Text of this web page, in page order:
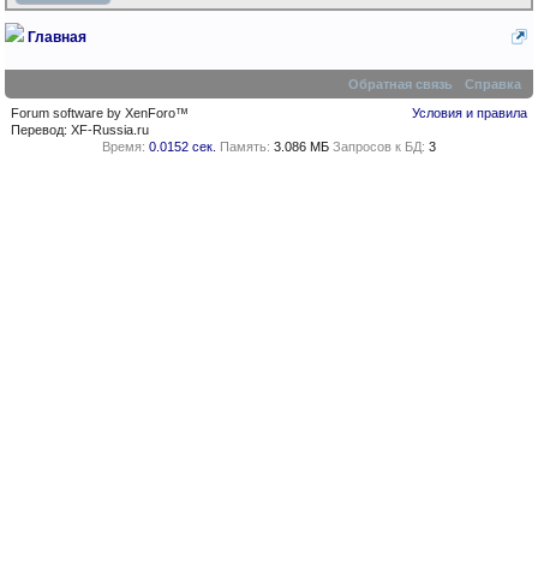
Главная
Обратная связь
Справка
Условия и правила
Forum software by XenForo™
Перевод:XF-Russia.ru
Время: 0.0152 сек. Память: 3.086 МБ Запросов к БД: 3